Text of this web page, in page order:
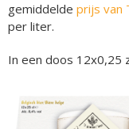
gemiddelde prijs van
per liter.
In een doos 12x0,25